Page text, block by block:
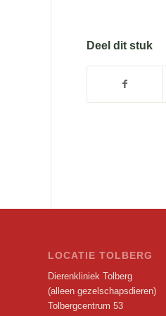
Deel dit stuk
LOCATIE TOLBERG
Dierenkliniek Tolberg
(alleen gezelschapsdieren)
Tolbergcentrum 53